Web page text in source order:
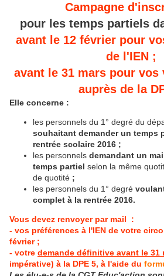
Campagne
pour les temps partiels
avant le 12 février pour
de l'IEN ;
avant le 31 mars pour
auprès de la
Elle concerne :
les personnels du 1° degré du
souhaitant demander un temps
rentrée scolaire 2016 ;
les personnels demandant un
temps partiel selon la même
de quotité ;
les personnels du 1° degré
complet à la rentrée 2016.
Vous devez renvoyer par mail :
- vos préférences à l'IEN de votre
février ;
- votre demande définitive avant le 31
impérative) à la DPE 5, à l'aide du